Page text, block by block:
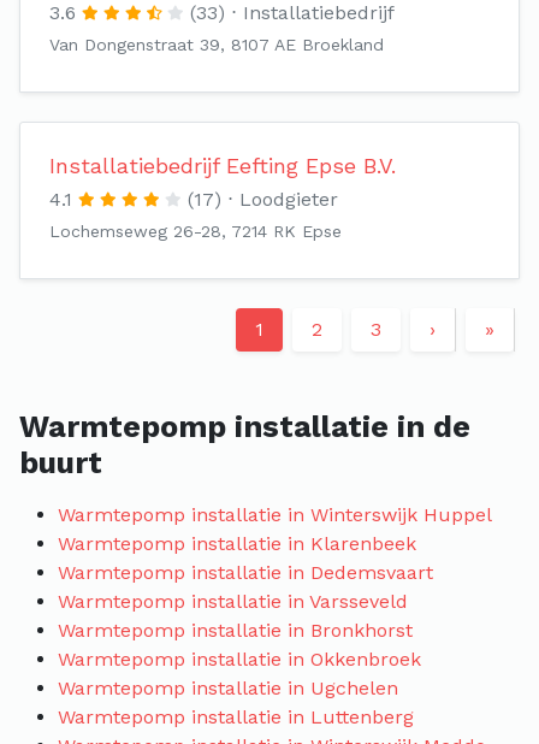
3.6 (33) Installatiebedrijf
Van Dongenstraat 39, 8107 AE Broekland
Installatiebedrijf Eefting Epse B.V.
4.1 (17) Loodgieter
Lochemseweg 26-28, 7214 RK Epse
1 2 3 › »
Warmtepomp installatie in de
buurt
Warmtepomp installatie in Winterswijk Huppel
Warmtepomp installatie in Klarenbeek
Warmtepomp installatie in Dedemsvaart
Warmtepomp installatie in Varsseveld
Warmtepomp installatie in Bronkhorst
Warmtepomp installatie in Okkenbroek
Warmtepomp installatie in Ugchelen
Warmtepomp installatie in Luttenberg